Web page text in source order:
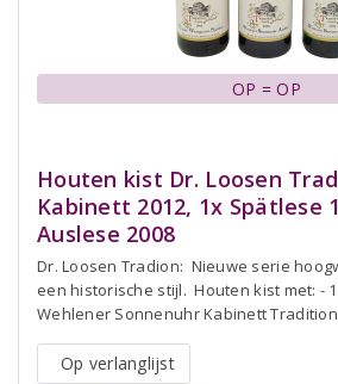
OP = OP
Houten kist Dr. Loosen
Kabinett 2012, 1x Spätlese
Auslese 2008
Dr. Loosen Tradion: Nieuwe serie
een historische stijl. Houten kist met: -
Wehlener Sonnenuhr Kabinett Tradition
Op verlanglijst